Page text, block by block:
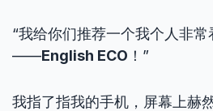
“我给你们推荐一个我个人非常
——English ECO ！”
我指了指我的手机，屏幕上赫